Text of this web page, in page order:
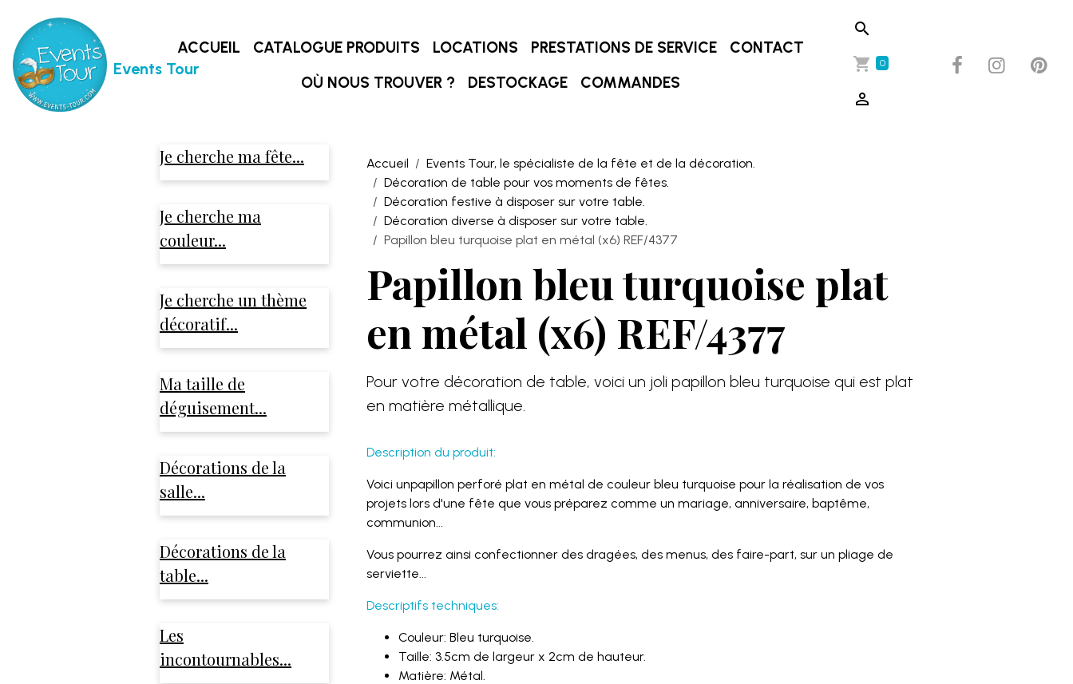
Events Tour
ACCUEIL CATALOGUE PRODUITS LOCATIONS PRESTATIONS DE SERVICE
CONTACT
OÙ NOUS TROUVER ?
DESTOCKAGE COMMANDES
0
Accueil
Events Tour, le spécialiste de la fête et de la décoration.
Décoration de table pour vos moments de fêtes.
Décoration festive à disposer sur votre table.
Décoration diverse à disposer sur votre table.
Papillon bleu turquoise plat en métal (x6) REF/4377
Papillon bleu turquoise plat
en métal (x6) REF/4377
Pour votre décoration de table, voici un joli papillon bleu turquoise qui est plat
en matière métallique.
Description du produit:
Voici unpapillon perforé plat en métal de couleur bleu turquoise pour la réalisation de vos
projets lors d'une fête que vous préparez comme un mariage, anniversaire, baptême,
communion...
Vous pourrez ainsi confectionner des dragées, des menus, des faire-part, sur un pliage de
serviette...
Descriptifs techniques:
Couleur: Bleu turquoise.
Taille: 3.5cm de largeur x 2cm de hauteur.
Matière: Métal.
Je cherche ma fête...
Je cherche ma
couleur...
Je cherche un thème
décoratif...
Ma taille de
déguisement...
Décorations de la
salle...
Décorations de la
table...
Les
incontournables...